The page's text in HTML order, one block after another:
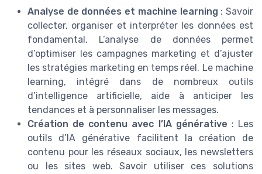
Analyse de données et machine learning : Savoir
collecter, organiser et interpréter les données est
fondamental. L’analyse de données permet
d’optimiser les campagnes marketing et d’ajuster
les stratégies marketing en temps réel. Le machine
learning, intégré dans de nombreux outils
d’intelligence artificielle, aide à anticiper les
tendances et à personnaliser les messages.
Création de contenu avec l’IA générative : Les
outils d’IA générative facilitent la création de
contenu pour les réseaux sociaux, les newsletters
ou les sites web. Savoir utiliser ces solutions